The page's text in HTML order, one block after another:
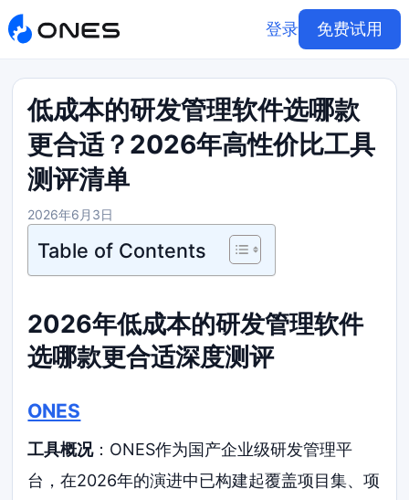
登录 免费试用
低成本的研发管理软件选哪款
更合适？2026年高性价比工具
测评清单
2026年6月3日
Table of Contents
2026年低成本的研发管理软件
选哪款更合适深度测评
ONES
工具概况：ONES作为国产企业级研发管理平
台，在2026年的演进中已构建起覆盖项目集、项